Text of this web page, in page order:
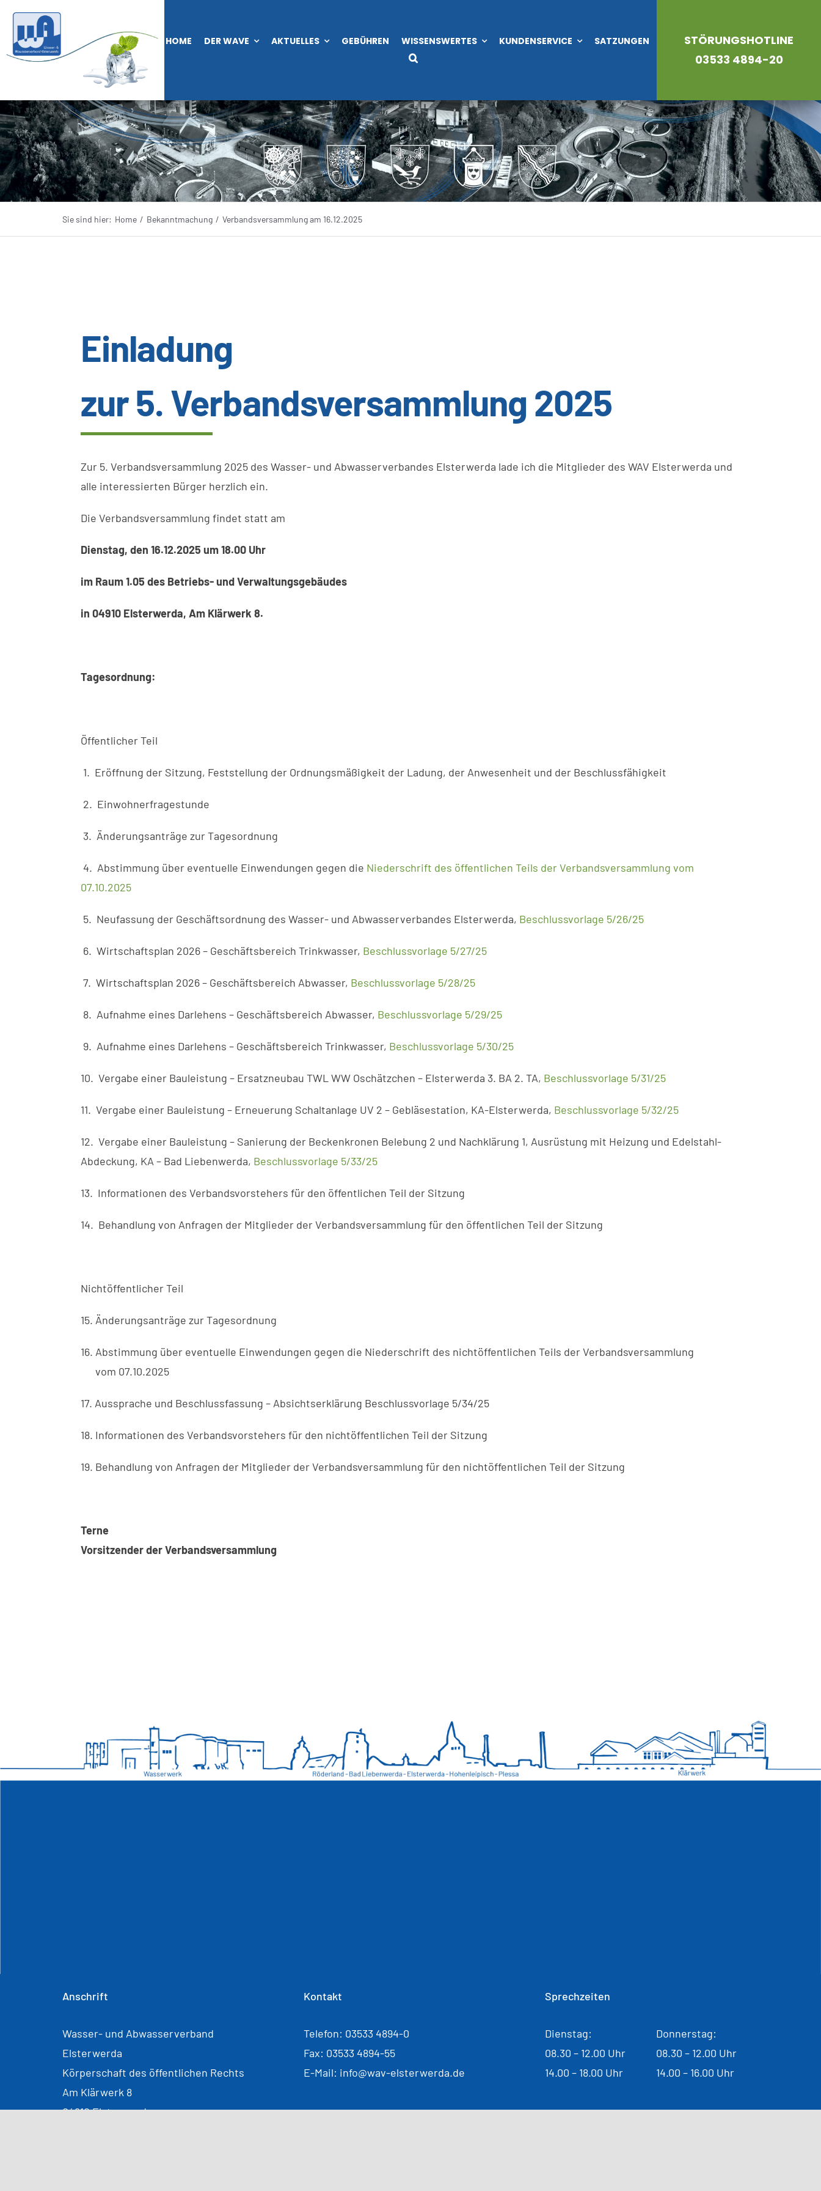
Zum
Inhalt
springen
HOME DER WAVE AKTUELLES GEBÜHREN WISSENSWERTES KUNDENSERVICE SATZUNGEN
STÖRUNGSHOTLINE
03533 4894-20
Sie sind hier: Home Bekanntmachung Verbandsversammlung am 16.12.2025
Einladung
zur 5. Verbandsversammlung 2025
Zur 5. Verbandsversammlung 2025 des Wasser- und Abwasserverbandes Elsterwerda lade ich die Mitglieder des WAV Elsterwerda und
alle interessierten Bürger herzlich ein.
Die Verbandsversammlung findet statt am
Dienstag, den 16.12.2025 um 18.00 Uhr
im Raum 1.05 des Betriebs- und Verwaltungsgebäudes
in 04910 Elsterwerda, Am Klärwerk 8.
Tagesordnung:
Öffentlicher Teil
1. Eröffnung der Sitzung, Feststellung der Ordnungsmäßigkeit der Ladung, der Anwesenheit und der Beschlussfähigkeit
2. Einwohnerfragestunde
3. Änderungsanträge zur Tagesordnung
4. Abstimmung über eventuelle Einwendungen gegen die Niederschrift des öffentlichen Teils der Verbandsversammlung vom
07.10.2025
5. Neufassung der Geschäftsordnung des Wasser- und Abwasserverbandes Elsterwerda, Beschlussvorlage 5/26/25
6. Wirtschaftsplan 2026 – Geschäftsbereich Trinkwasser, Beschlussvorlage 5/27/25
7. Wirtschaftsplan 2026 – Geschäftsbereich Abwasser, Beschlussvorlage 5/28/25
8. Aufnahme eines Darlehens – Geschäftsbereich Abwasser, Beschlussvorlage 5/29/25
9. Aufnahme eines Darlehens – Geschäftsbereich Trinkwasser, Beschlussvorlage 5/30/25
10. Vergabe einer Bauleistung – Ersatzneubau TWL WW Oschätzchen – Elsterwerda 3. BA 2. TA, Beschlussvorlage 5/31/25
11. Vergabe einer Bauleistung – Erneuerung Schaltanlage UV 2 – Gebläsestation, KA-Elsterwerda, Beschlussvorlage 5/32/25
12. Vergabe einer Bauleistung – Sanierung der Beckenkronen Belebung 2 und Nachklärung 1, Ausrüstung mit Heizung und Edelstahl-
Abdeckung, KA – Bad Liebenwerda, Beschlussvorlage 5/33/25
13. Informationen des Verbandsvorstehers für den öffentlichen Teil der Sitzung
14. Behandlung von Anfragen der Mitglieder der Verbandsversammlung für den öffentlichen Teil der Sitzung
Nichtöffentlicher Teil
15. Änderungsanträge zur Tagesordnung
16. Abstimmung über eventuelle Einwendungen gegen die Niederschrift des nichtöffentlichen Teils der Verbandsversammlung
vom 07.10.2025
17. Aussprache und Beschlussfassung – Absichtserklärung Beschlussvorlage 5/34/25
18. Informationen des Verbandsvorstehers für den nichtöffentlichen Teil der Sitzung
19. Behandlung von Anfragen der Mitglieder der Verbandsversammlung für den nichtöffentlichen Teil der Sitzung
Terne
Vorsitzender der Verbandsversammlung
Anschrift
Wasser- und Abwasserverband
Elsterwerda
Körperschaft des öffentlichen Rechts
Am Klärwerk 8
04910 Elsterwerda
Kontakt
Telefon: 03533 4894-0
Fax: 03533 4894-55
E-Mail: info@wav-elsterwerda.de
Sprechzeiten
Dienstag:
08.30 – 12.00 Uhr
14.00 – 18.00 Uhr
Donnerstag:
08.30 – 12.00 Uhr
14.00 – 16.00 Uhr